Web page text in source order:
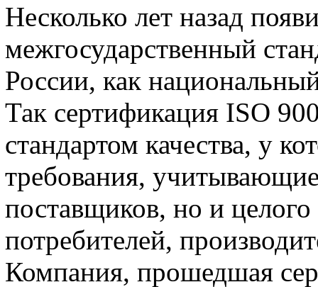
Несколько лет назад
межгосударственный
России, как
Так сертификация ISO
стандартом качества, у
требования,
поставщиков, но и
потребителей,
Компания, прошедшая